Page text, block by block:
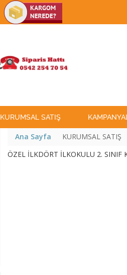
KURUMSAL SATIŞ
Ana Sayfa KURUMSAL SATIŞ
ÖZEL İLKDÖRT İLKOKULU 2. SINIF